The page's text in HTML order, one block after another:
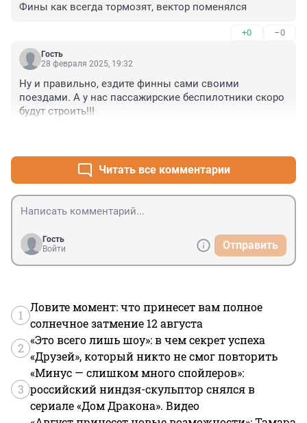
Фины как всегда тормозят, вектор поменялся
+0 –0
Гость
28 февраля 2025, 19:32
Ну и правильно, ездите финны сами своими
поездами. А у нас пассажирские беспилотники скоро
будут строить!!!
Читать все комментарии
Гость
Войти
Отправить
1
Ловите момент: что принесет вам полное
солнечное затмение 12 августа
2
«Это всего лишь шоу»: в чем секрет успеха
«Друзей», который никто не смог повторить
3
«Минус — слишком много спойлеров»:
российский ниндзя-скульптор снялся в
сериале «Дом Дракона». Видео